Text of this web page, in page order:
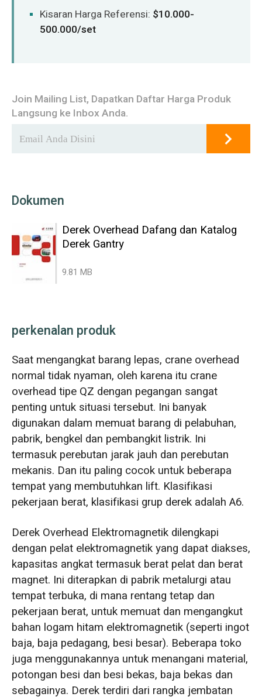
Kisaran Harga Referensi: $10.000-
500.000/set
Join Mailing List, Dapatkan Daftar Harga Produk
Langsung ke Inbox Anda.
Dokumen
Derek Overhead Dafang dan Katalog
Derek Gantry
9.81 MB
perkenalan produk
Saat mengangkat barang lepas, crane overhead
normal tidak nyaman, oleh karena itu crane
overhead tipe QZ dengan pegangan sangat
penting untuk situasi tersebut. Ini banyak
digunakan dalam memuat barang di pelabuhan,
pabrik, bengkel dan pembangkit listrik. Ini
termasuk perebutan jarak jauh dan perebutan
mekanis. Dan itu paling cocok untuk beberapa
tempat yang membutuhkan lift. Klasifikasi
pekerjaan berat, klasifikasi grup derek adalah A6.
Derek Overhead Elektromagnetik dilengkapi
dengan pelat elektromagnetik yang dapat diakses,
kapasitas angkat termasuk berat pelat dan berat
magnet. Ini diterapkan di pabrik metalurgi atau
tempat terbuka, di mana rentang tetap dan
pekerjaan berat, untuk memuat dan mengangkut
bahan logam hitam elektromagnetik (seperti ingot
baja, baja pedagang, besi besar). Beberapa toko
juga menggunakannya untuk menangani material,
potongan besi dan besi bekas, baja bekas dan
sebagainya. Derek terdiri dari rangka jembatan